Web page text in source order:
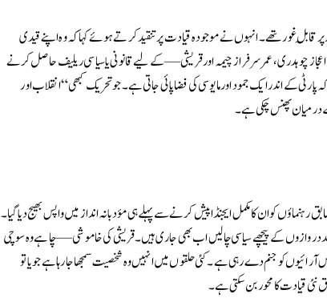
غور تھے۔ انہوں نے موجودہ قیادت پر تنقید کرتے ہوئے کہا کہ وہ اپنے قیدی
چوہدری، عمر سرفراز چیمہ اور قریشی — کے لیے قانونی یا سیاسی ریلیف حاصل کرنے
کے اندر ایک جمود اور مایوسی کی فضا پائی جاتی ہے۔ جو تحریک کبھی “انقلاب اور
درمیان پھنس چکی ہے۔
کو ان کا مکمل ایجنڈا پیش کرنے سے پہلے ہی مؤدبانہ انداز میں واپس بھیج دیا گیا۔
دروازوں کے پیچھے سیاسی چالیں اب بھی جاری ہیں۔ قریشی کی خاموشی — چاہے وہ سوچی
کو جنم دے رہی ہے۔ کئی حلقوں میں انہیں وہ شخصیت سمجھا جا رہا ہے جو یا تو
نئی قیادت کا محور بن سکتی ہے۔